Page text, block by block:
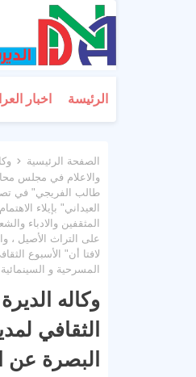
الرئيسة اخبار
الصفحة الرئيسية
والاعلام في مجلس
طالب الفريجي" في
العيداني" بإيلاء
المثقفين والادباء
على التراث الأصيل ،
لافتا أن" الأسبوع
المسرحية و
وكاله
الثقافي
البصرة عن